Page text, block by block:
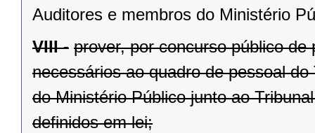
Auditores e membros do Ministério
VIII - prover, por concurso público
necessários ao quadro de pessoal
do Ministério Público junto ao
definidos em lei;